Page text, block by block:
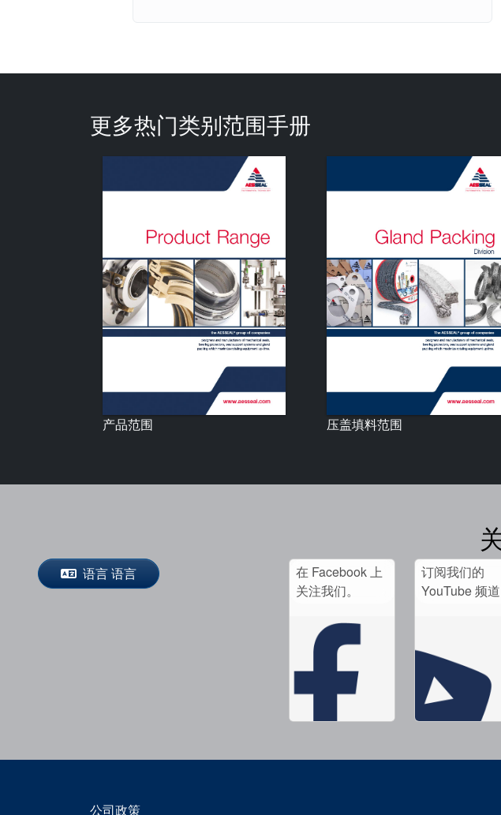
更多热门类别范围手册
产品范围 压盖填料范围
语言 语言
在 Facebook 上
关注我们。
订阅我们的
YouTube 频道
公司政策